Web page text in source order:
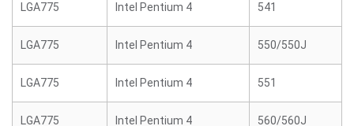
LGA775 Intel Pentium 4 541
LGA775 Intel Pentium 4 550/550J
LGA775 Intel Pentium 4 551
LGA775 Intel Pentium 4 560/560J